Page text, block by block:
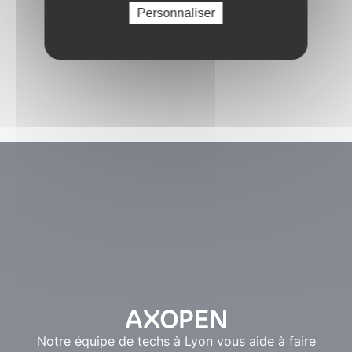
Notre équipe de techs à Lyon vous aide à faire
Personnaliser